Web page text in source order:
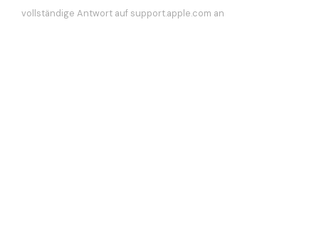
vollständige Antwort auf support.apple.com an